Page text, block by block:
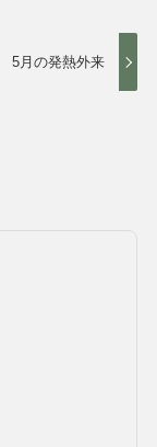
5月の発熱外来